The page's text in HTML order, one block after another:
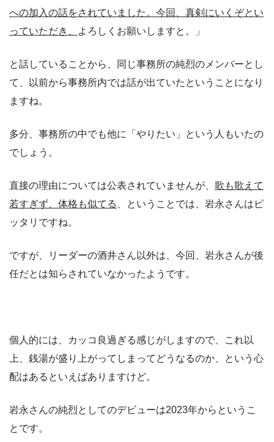
への加入の話をされていました。今回、真剣にいくぞとい
っていただき、
よろしくお願いしますと。」
と話していることから、同じ事務所の純烈のメンバーとし
て、以前から事務所内では話が出ていたということになり
ますね。
多分、事務所の中でも他に「やりたい」という人もいたの
でしょう。
直接の理由については公表されていませんが、 歌も歌えて
若すぎず、体格も似てる
、ということでは、岩永さんはピ
ッタリですね。
ですが、リーダーの酒井さん以外は、今回、岩永さんが後
任だとは知らされていなかったようです。
個人的には、カッコ良過ぎる感じがしますので、これ以
上、銭湯が盛り上がってしまってどうなるのか、という心
配はあるといえばありますけど。
岩永さんの純烈としてのデビューは2023年からというこ
とです。